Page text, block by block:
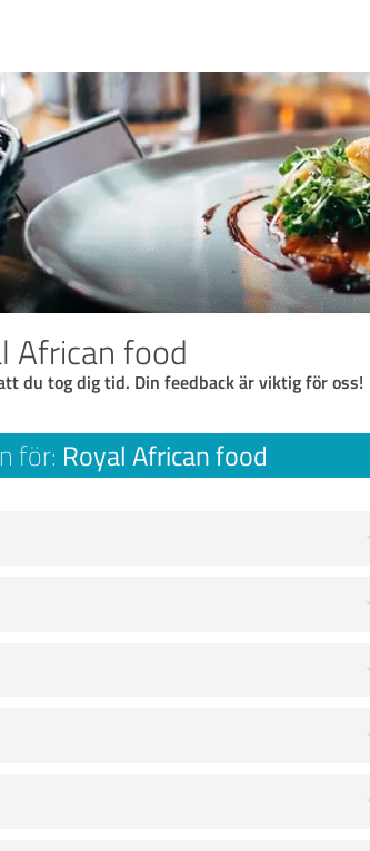
African food
du tog dig tid. Din feedback är viktig för oss!
för: Royal African food